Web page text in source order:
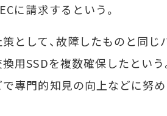
に請求するという。
として、故障したものと同じ
用SSDを複数確保したとい
専門的知見の向上などに努